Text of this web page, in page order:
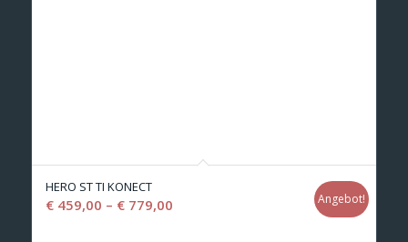
HERO ST TI KONECT
€459,00 – €779,00 Angebot!